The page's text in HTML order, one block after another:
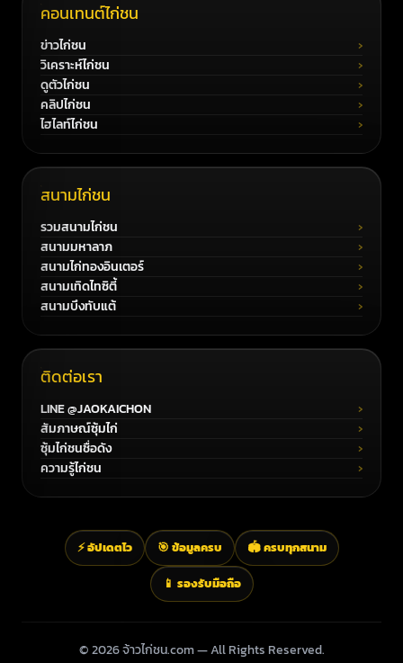
คอนเทนต์ไก่ชน
ข่าวไก่ชน
วิเคราะห์ไก่ชน
ดูตัวไก่ชน
คลิปไก่ชน
ไฮไลท์ไก่ชน
สนามไก่ชน
รวมสนามไก่ชน
สนามมหาลาภ
สนามไก่ทองอินเตอร์
สนามเทิดไทซิตี้
สนามบึงทับแต้
ติดต่อเรา
LINE @JAOKAICHON
สัมภาษณ์ซุ้มไก่
ซุ้มไก่ชนชื่อดัง
ความรู้ไก่ชน
⚡ อัปเดตไว 🎯 ข้อมูลครบ 🏟️ ครบทุกสนาม
📱 รองรับมือถือ
© 2026 จ้าวไก่ชน.com — All Rights Reserved.